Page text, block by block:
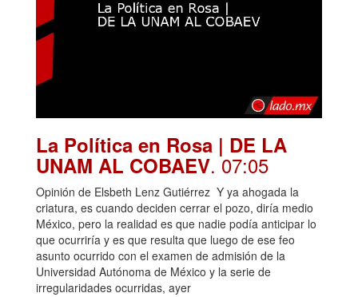
La Política en Rosa | DE LA
UNAM AL COBAEV. 07:05
Opinión de Elsbeth Lenz Gutiérrez Y ya ahogada la
criatura, es cuando deciden cerrar el pozo, diría medio
México, pero la realidad es que nadie podía anticipar lo
que ocurriría y es que resulta que luego de ese feo
asunto ocurrido con el examen de admisión de la
Universidad Autónoma de México y la serie de
irregularidades ocurridas, ayer